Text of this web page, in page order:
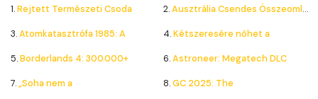
1.Rejtett Természeti Csoda 2.Ausztrália Csendes Összeomlása
3.Atomkatasztrófa 1985: A 4.Kétszeresére nőhet a
5.Borderlands 4: 300.000+ 6.Astroneer: Megatech DLC
7.„Soha nem a 8.GC 2025: The